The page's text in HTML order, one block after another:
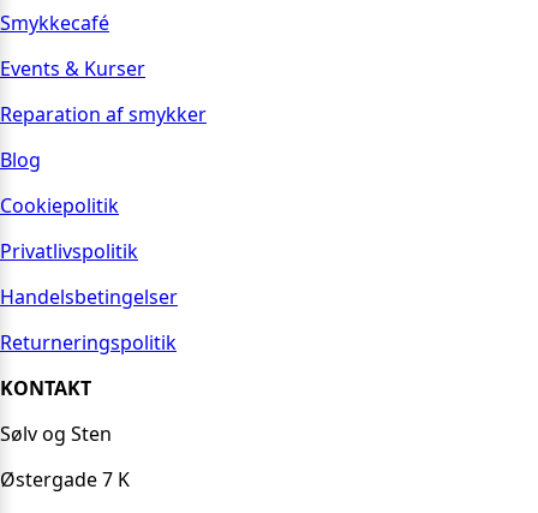
Smykkecafé
Events & Kurser
Reparation af smykker
Blog
Cookiepolitik
Privatlivspolitik
Handelsbetingelser
Returneringspolitik
KONTAKT
Sølv og Sten
Østergade 7 K